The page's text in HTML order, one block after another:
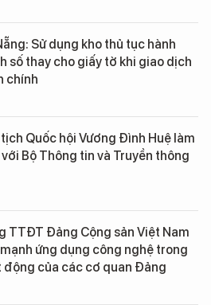
Sử dụng kho thủ tục hành
số thay cho giấy tờ khi giao dịch
chính
Quốc hội Vương Đình Huệ làm
Bộ Thông tin và Truyền thông
TTĐT Đảng Cộng sản Việt Nam
ứng dụng công nghệ trong
động của các cơ quan Đảng